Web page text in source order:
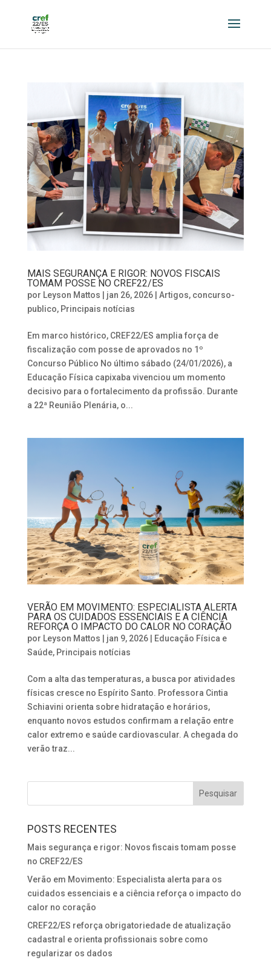
MAIS SEGURANÇA E RIGOR: NOVOS FISCAIS
TOMAM POSSE NO CREF22/ES
por Leyson Mattos jan 26, 2026| Artigos, concurso-
publico, Principais notícias
Em marco histórico, CREF22/ES amplia força de
fiscalização com posse de aprovados no 1º
Concurso Público No último sábado (24/01/2026), a
Educação Física capixaba vivenciou um momento
decisivo para o fortalecimento da profissão. Durante
a 22ª Reunião Plenária, o...
VERÃO EM MOVIMENTO: ESPECIALISTA ALERTA
PARA OS CUIDADOS ESSENCIAIS E A CIÊNCIA
REFORÇA O IMPACTO DO CALOR NO CORAÇÃO
por Leyson Mattos jan 9, 2026|
Educação Física e
Saúde, Principais notícias
Com a alta das temperaturas, a busca por atividades
físicas cresce no Espírito Santo. Professora Cintia
Schiavini orienta sobre hidratação e horários,
enquanto novos estudos confirmam a relação entre
calor extremo e saúde cardiovascular. A chegada do
verão traz...
POSTS RECENTES
Mais segurança e rigor: Novos fiscais tomam posse
no CREF22/ES
Verão em Movimento: Especialista alerta para os
cuidados essenciais e a ciência reforça o impacto do
calor no coração
CREF22/ES reforça obrigatoriedade de atualização
cadastral e orienta profissionais sobre como
regularizar os dados